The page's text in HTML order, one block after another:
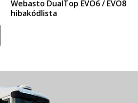
Webasto DualTop EVO6 / EVO8
hibakódlista